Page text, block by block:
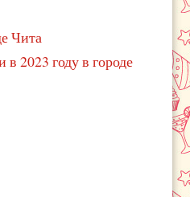
Чита
2023 году в городе